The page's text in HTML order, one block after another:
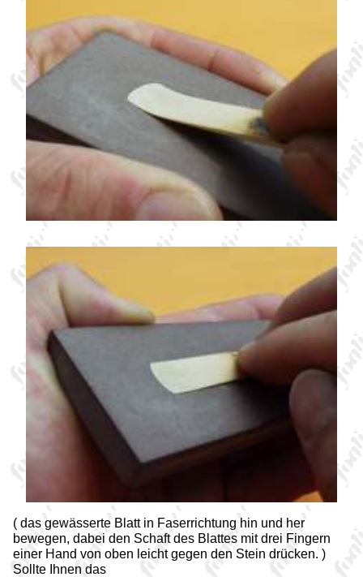
( das gewässerte Blatt in Faserrichtung hin und her
bewegen, dabei den Schaft des Blattes mit drei Fingern
einer Hand von oben leicht gegen den Stein drücken. )
Sollte Ihnen das